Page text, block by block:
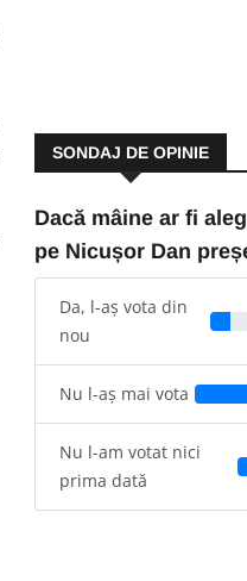
SONDAJ DE OPINIE
Dacă mâine ar fi
pe Nicușor Dan
Da, l-aș vota din
nou
Nu l-aș mai vota
Nu l-am votat nici
prima dată